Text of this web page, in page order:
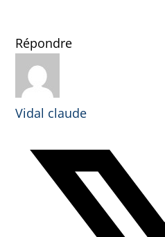
Répondre
Vidal claude